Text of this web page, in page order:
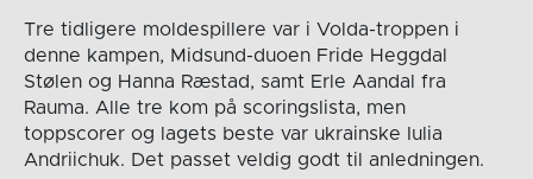
Tre tidligere moldespillere var i Volda-troppen i
denne kampen, Midsund-duoen Fride Heggdal
Stølen og Hanna Ræstad, samt Erle Aandal fra
Rauma. Alle tre kom på scoringslista, men
toppscorer og lagets beste var ukrainske Iulia
Andriichuk. Det passet veldig godt til anledningen.